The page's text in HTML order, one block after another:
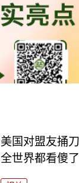
美国对盟友捅
全世界都看傻了